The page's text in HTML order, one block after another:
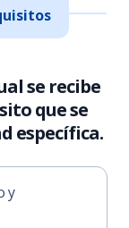
se recibe
que se
específica.
y